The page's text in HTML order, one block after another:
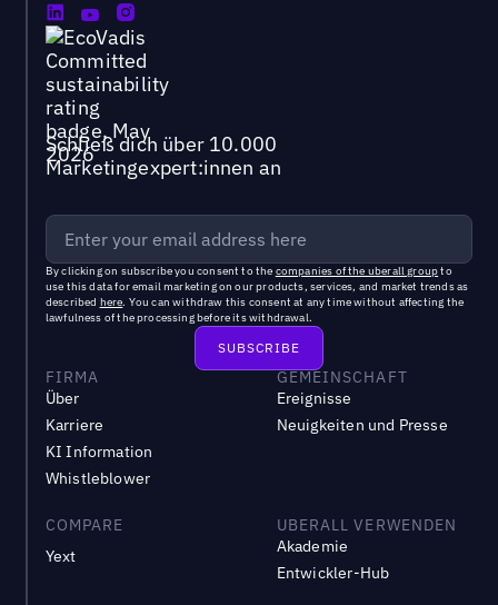
Schließ dich über 10.000
Marketingexpert:innen an
By clicking on subscribe you consent to the companies of the uberall groupto
use this data for email marketing on our products, services, and market trends as
described here. You can withdraw this consent at any time without affecting the
lawfulness of the processing before its withdrawal.
FIRMA
Über
Karriere
KI Information
Whistleblower
GEMEINSCHAFT
Ereignisse
Neuigkeiten und Presse
COMPARE
Yext
UBERALL VERWENDEN
Akademie
Entwickler-Hub